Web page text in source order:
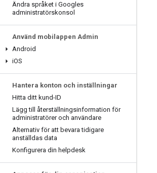
Ändra språket i Googles
administratörskonsol
Använd mobilappen Admin
Android
iOS
Hantera konton och inställningar
Hitta ditt kund-ID
Lägg till återställningsinformation för
administratörer och användare
Alternativ för att bevara tidigare
anställdas data
Konfigurera din helpdesk